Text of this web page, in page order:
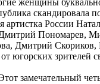
женщины
России
Пономарев,
Дмитрий
югорских зрителей
замечательный